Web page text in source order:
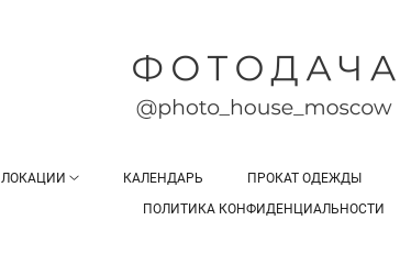
ЛОКАЦИИ КАЛЕНДАРЬ ПРОКАТ ОДЕЖДЫ
ПОЛИТИКА КОНФИДЕНЦИАЛЬНОСТИ